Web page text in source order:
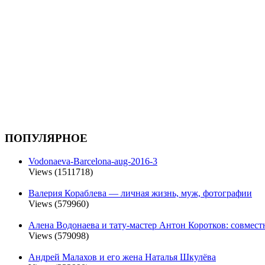
ПОПУЛЯРНОЕ
Vodonaeva-Barcelona-aug-2016-3
Views (1511718)
Валерия Кораблева — личная жизнь, муж, фотографии
Views (579960)
Алена Водонаева и тату-мастер Антон Коротков:
Views (579098)
Андрей Малахов и его жена Наталья Шкулёва